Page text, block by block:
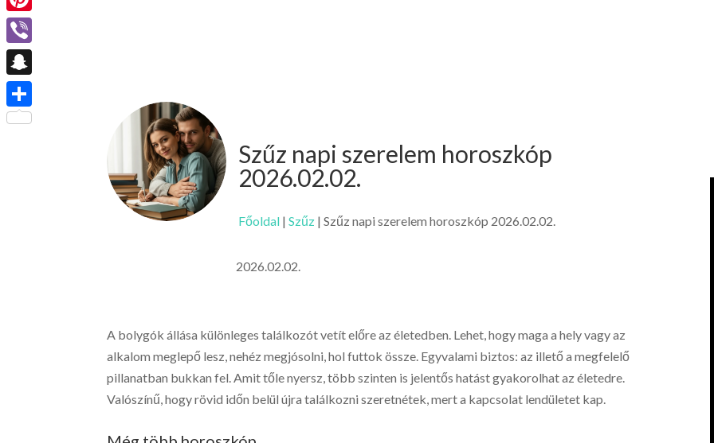
Szűz napi szerelem horoszkóp
2026.02.02.
Főoldal |Szűz |Szűz napi szerelem horoszkóp 2026.02.02.
2026.02.02.
A bolygók állása különleges találkozót vetít előre az életedben. Lehet, hogy maga a hely vagy az
alkalom meglepő lesz, nehéz megjósolni, hol futtok össze. Egyvalami biztos: az illető a megfelelő
pillanatban bukkan fel. Amit tőle nyersz, több szinten is jelentős hatást gyakorolhat az életedre.
Valószínű, hogy rövid időn belül újra találkozni szeretnétek, mert a kapcsolat lendületet kap.
Pinterest
Viber
Snapchat
Ossza